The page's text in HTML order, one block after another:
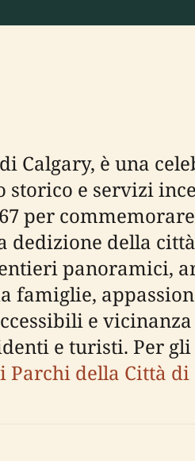
Calgary, è una
e servizi
per
della
panoramici,
famiglie,
e
e turisti. Per
Parchi della Città di